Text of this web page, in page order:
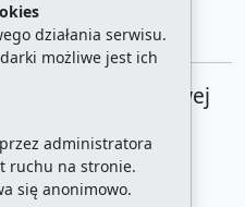
działania serwisu.
możliwe jest ich
administratora
ruchu na stronie.
się anonimowo.
Plac Armii Krajowej
/ aktualna strona:
strony